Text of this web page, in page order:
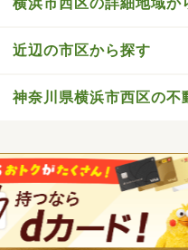
近辺の市区から探す
神奈川県横浜市西区の不